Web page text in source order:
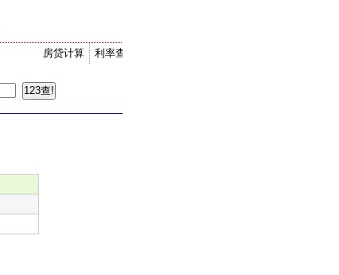
利率查询
房贷计算